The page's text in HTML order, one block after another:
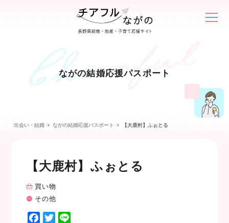
ながの結婚応援パスポート
出会い・結婚 ながの結婚応援パスポート 【大鹿村】ふぉとる
【大鹿村】ふぉとる
買い物
その他
F
T